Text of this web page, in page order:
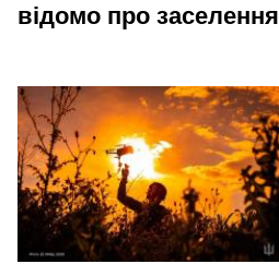
відомо про заселення